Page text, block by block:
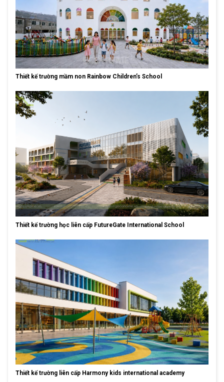
Thiết kế trường mầm non Rainbow Children’s School
Thiết kế trường học liên cấp FutureGate International School
Thiết kế trường liên cấp Harmony kids international academy